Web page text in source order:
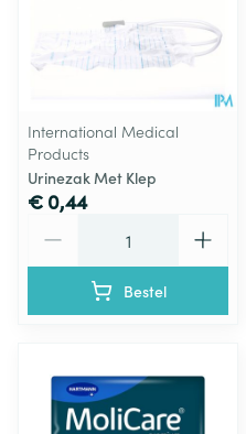
International Medical
Products
Urinezak Met Klep
€ 0,44
Bestel